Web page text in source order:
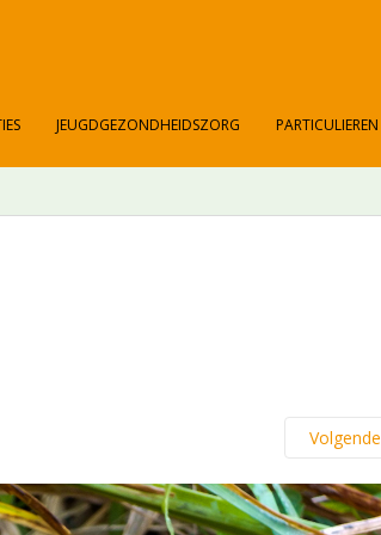
JEUGDGEZONDHEIDSZORG PARTICULIEREN
Volgende